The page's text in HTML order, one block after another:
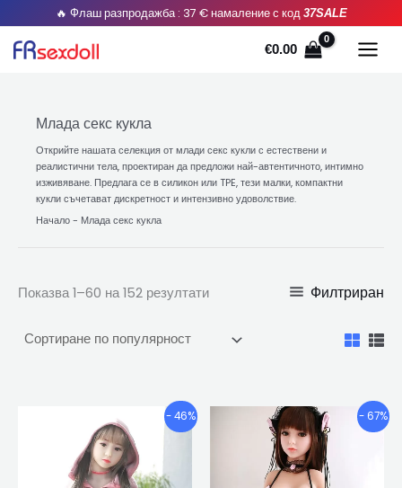
Преминете
съдържанието
🔥 Флаш разпродажба : 37 € намаление с код 37SALE
€0.00
Млада секс кукла
Открийте нашата селекция от млади секс кукли с естествени и
реалистични тела, проектиран да предложи най-автентичното, интимно
изживяване. Предлага се в силикон или TPE, тези малки, компактни
кукли съчетават дискретност и интензивно удоволствие.
Начало - Млада секс кукла
Показва 1–60 на 152 резултати
по
популярност
Филтриран
- 46%
Ценови
диапазон:
€545.30
през
Този
има
- 67%
Ценови
диапазон:
Този